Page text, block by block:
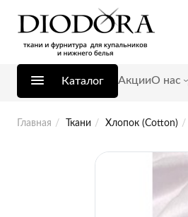
Каталог АкцииО нас
Главная Ткани Хлопок (Cotton)